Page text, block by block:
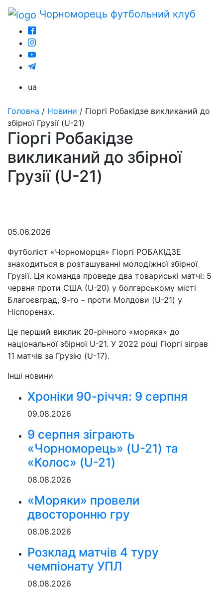
Чорноморець футбольний клуб
ua
Головна / Новини / Гіоргі Робакідзе викликаний до
збірної Грузії (U-21)
Гіоргі Робакідзе
викликаний до збірної
Грузії (U-21)
05.06.2026
Футболіст «Чорноморця» Гіоргі РОБАКІДЗЕ
знаходиться в розташуванні молодіжної збірної
Грузії. Ця команда проведе два товариські матчі: 5
червня проти США (U-20) у болгарському місті
Благоєвград, 9-го – проти Молдови (U-21) у
Ніспоренах.
Це перший виклик 20-річного «моряка» до
національної збірної U-21. У 2022 році Гіоргі зіграв
11 матчів за Грузію (U-17).
Інші новини
Хроніки 90-річчя: 9 серпня
09.08.2026
9 серпня зіграють
«Чорноморець» (U-21) та
«Колос» (U-21)
08.08.2026
«Моряки» провели
двосторонню гру
08.08.2026
Розклад матчів 4 туру
чемпіонату УПЛ
08.08.2026